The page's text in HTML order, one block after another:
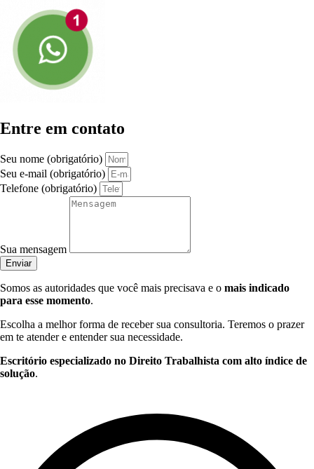
Entre em contato
Seu nome (obrigatório)
Seu e-mail (obrigatório)
Telefone (obrigatório)
Sua mensagem
Enviar
Somos as autoridades que você mais precisava e o mais indicado
para esse momento.
Escolha a melhor forma de receber sua consultoria. Teremos o prazer
em te atender e entender sua necessidade.
Escritório especializado no Direito Trabalhista com alto índice de
solução.